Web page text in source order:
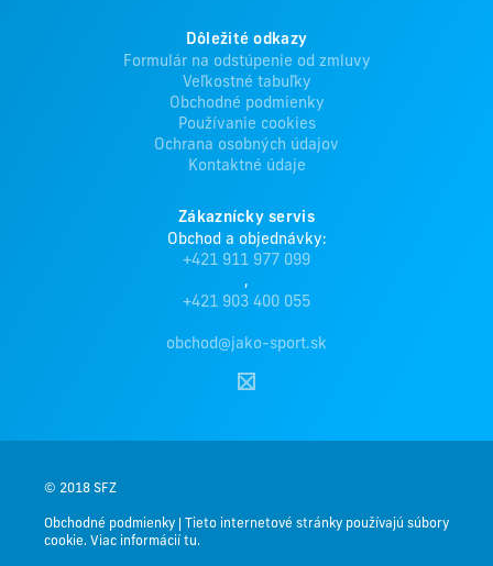
Dôležité odkazy
Formulár na odstúpenie od zmluvy
Veľkostné tabuľky
Obchodné podmienky
Používanie cookies
Ochrana osobných údajov
Kontaktné údaje
Zákaznícky servis
Obchod a objednávky:
+421 911 977 099
,
+421 903 400 055
obchod@jako-sport.sk
© 2018 SFZ
Obchodné podmienky
Tieto internetové stránky používajú súbory
cookie. Viac informácií tu.